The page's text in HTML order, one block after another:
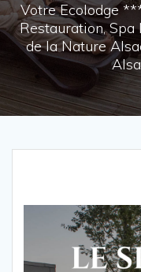
Votre Ecolodge
Restauration,
de la Nature